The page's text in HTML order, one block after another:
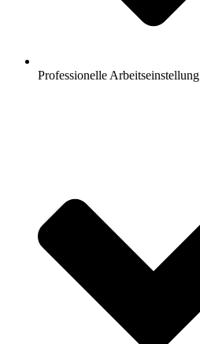
Professionelle Arbeitseinstellung